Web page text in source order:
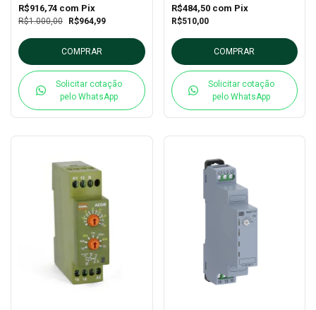
R$1.000,00 R$964,99
R$916,74 com Pix
COMPRAR
Solicitar cotação
pelo WhatsApp
R$510,00
R$484,50 com Pix
COMPRAR
Solicitar cotação
pelo WhatsApp